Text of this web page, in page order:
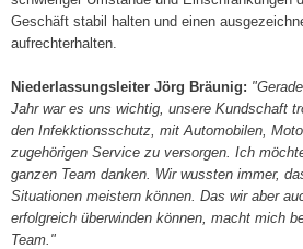
Geschäft stabil halten und einen
aufrechterhalten.
Niederlassungsleiter Jörg Bräunig:
Jahr war es uns wichtig, unsere Kundschaft
den Infekktionsschutz, mit Automobilen,
zugehörigen Service zu versorgen. Ich
ganzen Team danken. Wir wussten immer,
Situationen meistern können. Das wir aber
erfolgreich überwinden können, macht mich
Team."